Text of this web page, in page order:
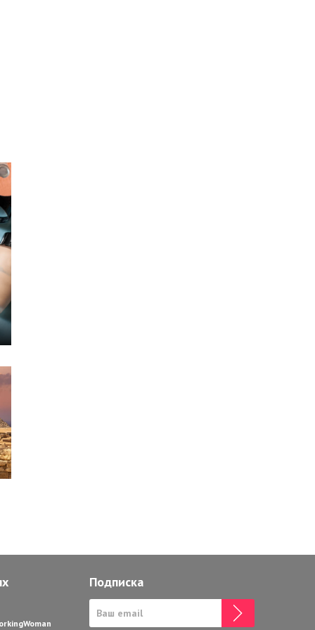
Подписка